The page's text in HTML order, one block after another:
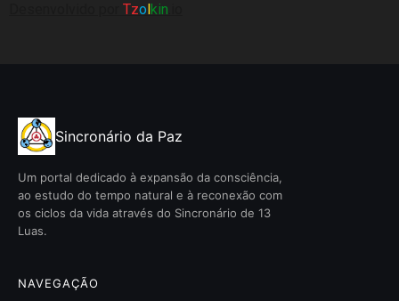
Tzo kin
Sincronário da Paz
Um portal dedicado à expansão da consciência,
ao estudo do tempo natural e à reconexão com
os ciclos da vida através do Sincronário de 13
Luas.
NAVEGAÇÃO